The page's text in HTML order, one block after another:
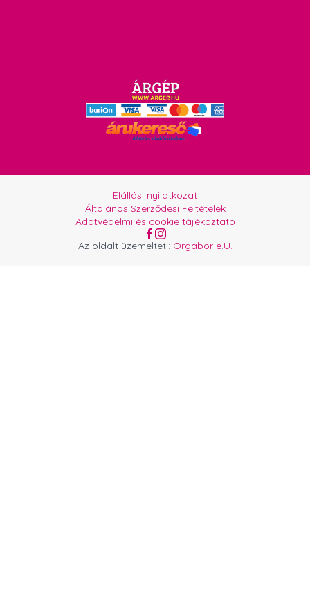
Az oldalt üzemelteti: Orgabor e.U.
Elállási nyilatkozat
Általános Szerződési Feltételek
Adatvédelmi és cookie tájékoztató